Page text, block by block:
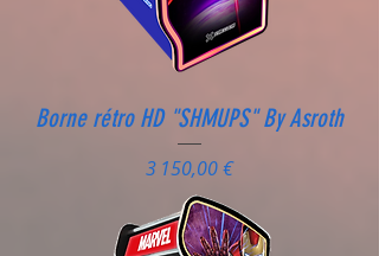
Borne rétro HD "SHMUPS" By Asroth
Prix
3 150,00 €